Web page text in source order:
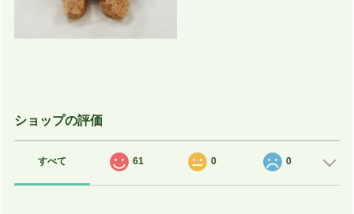
ショップの評価
すべて 61 0 0